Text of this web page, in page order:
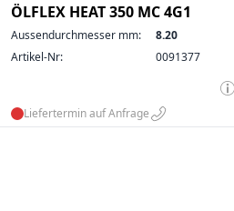
ÖLFLEX HEAT 350 MC 4G1
Aussendurchmesser mm:
8.20
Artikel-Nr:
0091377
Liefertermin auf Anfrage